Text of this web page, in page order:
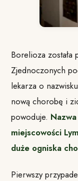
Borelioza została
Zjednoczonych
lekarza o
nową chorobę i
powoduje.
miejscowości
duże ogniska
Pierwszy